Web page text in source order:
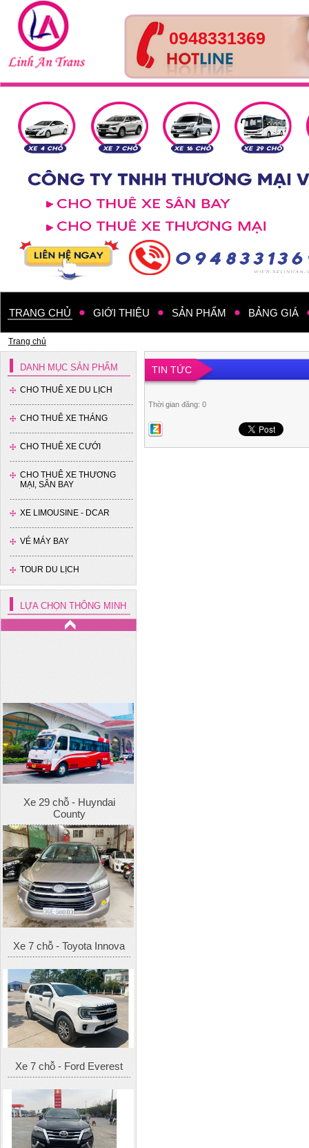
0948331369
TRANG CHỦ GIỚI THIỆU SẢN PHẨM BẢNG GIÁ
Trang chủ
DANH MỤC SẢN PHẨM
CHO THUÊ XE DU LỊCH
CHO THUÊ XE THÁNG
CHO THUÊ XE CƯỚI
CHO THUÊ XE THƯƠNG
MẠI, SÂN BAY
XE LIMOUSINE - DCAR
VÉ MÁY BAY
TOUR DU LỊCH
LỰA CHỌN THÔNG MINH
Xe 4 chỗ - Kia Cerato
Xe 4 chỗ - Hyundai Accent
Xe 29 chỗ - Huyndai
County
Xe 7 chỗ - Toyota Innova
Xe 7 chỗ - Ford Everest
TIN TỨC
Thời gian đăng: 0